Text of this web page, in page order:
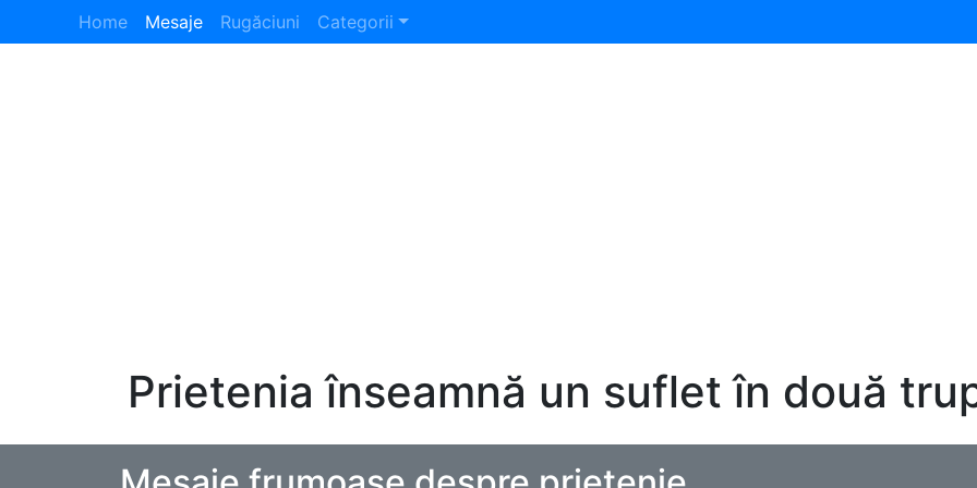
Home Mesaje Rugăciuni Categorii
Prietenia înseamnă un suflet în două